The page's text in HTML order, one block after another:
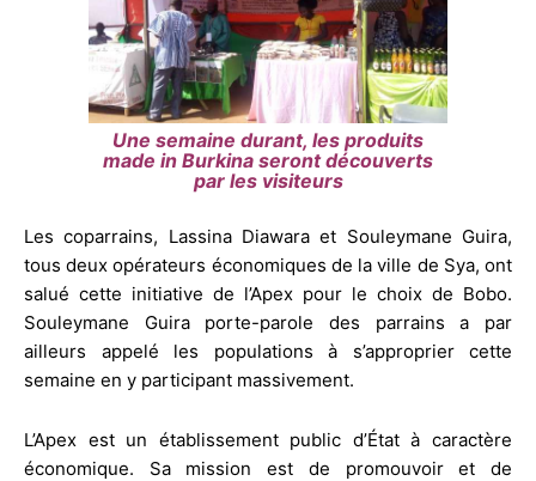
Une semaine durant, les produits
made in Burkina seront découverts
par les visiteurs
Les coparrains, Lassina Diawara et Souleymane Guira,
tous deux opérateurs économiques de la ville de Sya, ont
salué cette initiative de l’Apex pour le choix de Bobo.
Souleymane Guira porte-parole des parrains a par
ailleurs appelé les populations à s’approprier cette
semaine en y participant massivement.
L’Apex est un établissement public d’État à caractère
économique. Sa mission est de promouvoir et de